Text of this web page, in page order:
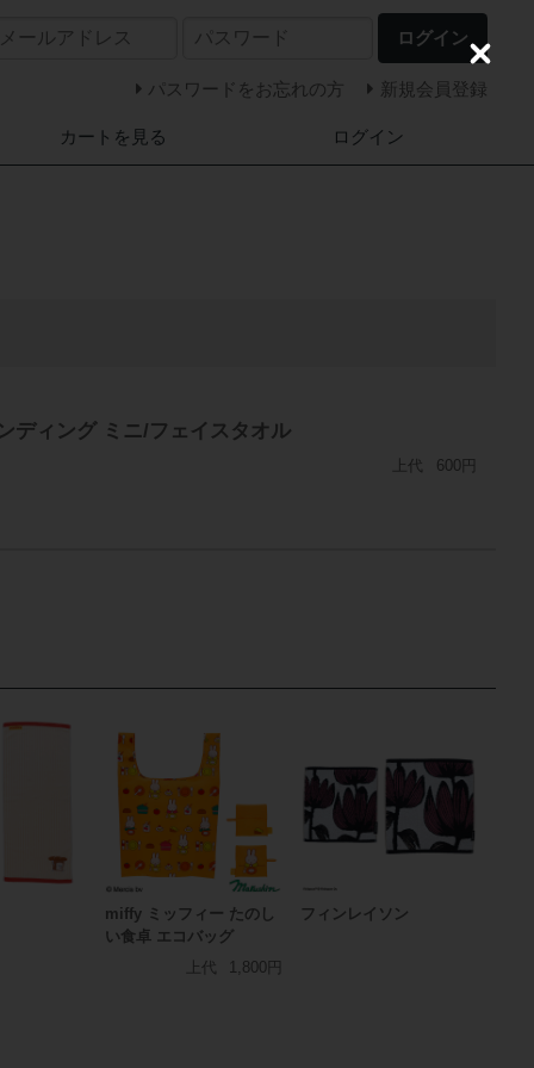
ログイン
パスワードをお忘れの方 新規会員登録
カートを見る ログイン
ディング ミニ/フェイスタオル
上代 600円
miffy ミッフィー たのし
い食卓 エコバッグ
上代
1,800円
フィンレイソン
C
l
o